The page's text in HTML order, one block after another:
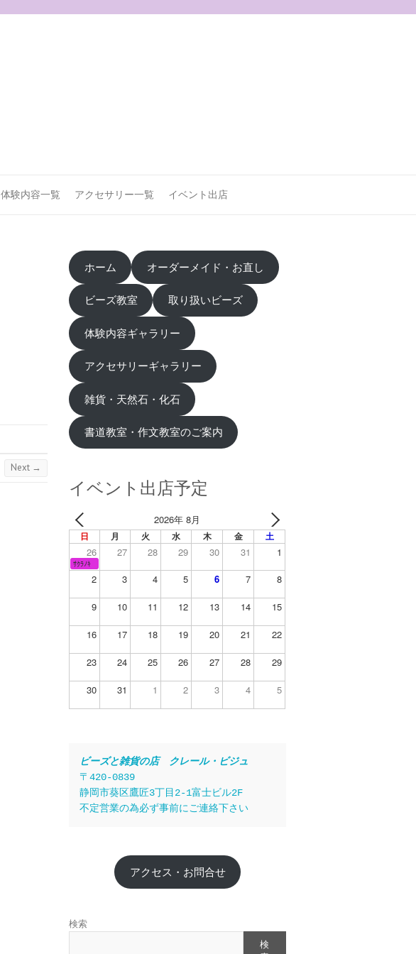
体験内容一覧 アクセサリー一覧 イベント出店
Next →
ホーム オーダーメイド・お直し
ビーズ教室 取り扱いビーズ
体験内容ギャラリー
アクセサリーギャラリー
雑貨・天然石・化石
書道教室・作文教室のご案内
イベント出店予定
2026年 8月
日 月 火 水 木 金 土
26 27 28 29 30 31 1
ｻｸﾗﾉｷ
2 3 4 5 6 7 8
9 10 11 12 13 14 15
16 17 18 19 20 21 22
23 24 25 26 27 28 29
30 31 1 2 3 4 5
ビーズと雑貨の店　クレール・ビジュ
〒420-0839
静岡市葵区鷹匠3丁目2-1富士ビル2F
不定営業の為必ず事前にご連絡下さい
アクセス・お問合せ
検索
検